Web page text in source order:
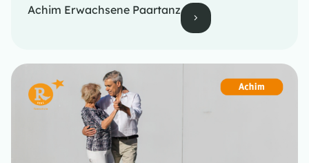
Achim Erwachsene Paartanz